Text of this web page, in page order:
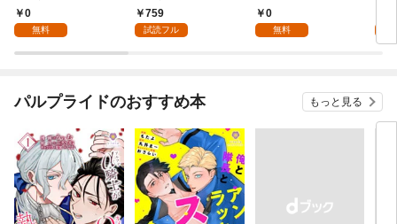
1 0
無料
年後の世界で目覚めた
世界最高の元宮廷錬金
759
試読フル
なりました！@COMI
C 第1話
0
無料
パルプライドのおすすめ本 もっと見る